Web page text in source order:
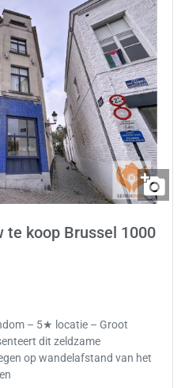
te koop Brussel 1000
– 5★ locatie – Groot
dit zeldzame
op wandelafstand van het